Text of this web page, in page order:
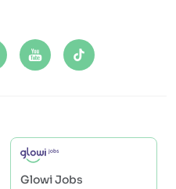
Glowi Jobs